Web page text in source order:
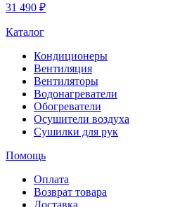
31 490 ₽
Каталог
Кондиционеры
Вентиляция
Вентиляторы
Водонагреватели
Обогреватели
Осушители воздуха
Сушилки для рук
Помощь
Оплата
Возврат товара